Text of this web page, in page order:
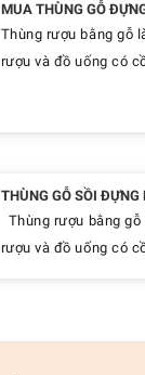
MUA THÙNG GỖ
Thùng rượu bằng gỗ
rượu và đồ uống có
THÙNG GỖ SỒI
Thùng rượu bằng
rượu và đồ uống có